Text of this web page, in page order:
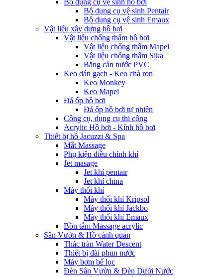
Bộ dụng cụ vệ sinh hồ bơi
Bộ dụng cụ vệ sinh Pentair
Bộ dụng cụ vệ sinh Emaux
Vật liệu xây dựng hồ bơi
Vật liệu chống thấm hồ bơi
Vật liệu chống thấm Mapei
Vật liệu chống thấm Sika
Băng cản nước PVC
Keo dán gạch - Keo chà ron
Keo Monkey
Keo Mapei
Đá ốp hồ bơi
Đá ốp hồ bơi tự nhiên
Công cụ, dụng cụ thi công
Acrylic Hồ bơi - Kính hồ bơi
Thiết bị hồ Jacuzzi & Spa
Mắt Massage
Phụ kiện điều chỉnh khí
Jet masage
Jet khí pentair
Jet khí china
Máy thổi khí
Máy thổi khí Kripsol
Máy thổi khí Jackbo
Máy thổi khí Emaux
Bồn tắm Massage acrylic
Sân Vườn & Hồ cảnh quan
Thác tràn Water Descent
Thiết bị đài phun nước
Máy bơm bể lọc
Đèn Sân Vườn & Đèn Dưới Nước